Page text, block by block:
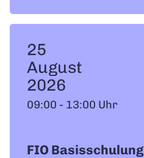
25
August
2026
09:00 - 13:00 Uhr
FIO Basisschulung